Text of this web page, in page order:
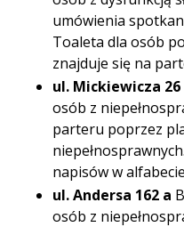
umówienia
Toaleta dla osób
znajduje się na
ul. Mickiewicza 26
osób z
parteru poprzez
napisów w
ul. Andersa 162 a
osób z